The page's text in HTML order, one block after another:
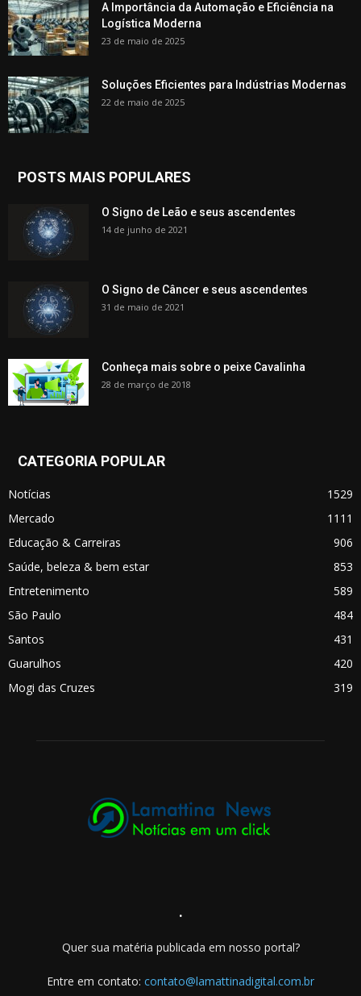
A Importância da Automação e Eficiência na
Logística Moderna
23 de maio de 2025
Soluções Eficientes para Indústrias Modernas
22 de maio de 2025
POSTS MAIS POPULARES
O Signo de Leão e seus ascendentes
14 de junho de 2021
O Signo de Câncer e seus ascendentes
31 de maio de 2021
Conheça mais sobre o peixe Cavalinha
28 de março de 2018
CATEGORIA POPULAR
Notícias
1529
Mercado
1111
Educação & Carreiras
906
Saúde, beleza & bem estar
853
Entretenimento
589
São Paulo
484
Santos
431
Guarulhos
420
Mogi das Cruzes
319
.
Quer sua matéria publicada em nosso portal?
Entre em contato: contato@lamattinadigital.com.br